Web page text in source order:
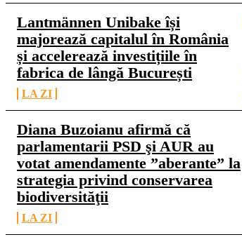
Lantmännen Unibake își
majorează capitalul în România
și accelerează investițiile în
fabrica de lângă București
LA ZI
Diana Buzoianu afirmă că
parlamentarii PSD şi AUR au
votat amendamente ”aberante” la
strategia privind conservarea
biodiversităţii
LA ZI